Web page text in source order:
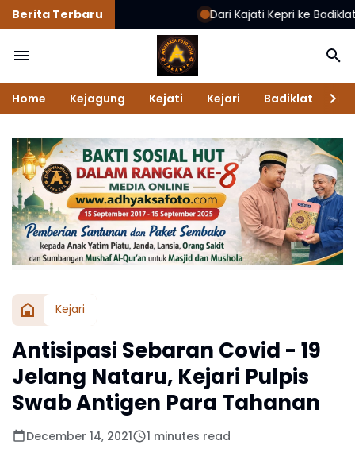
Berita Terbaru Dari Kajati Kepri ke Badiklat,
Home Kejagung Kejati Kejari Badiklat
Kejari
Antisipasi Sebaran Covid - 19
Jelang Nataru, Kejari Pulpis
Swab Antigen Para Tahanan
December 14, 2021 1 minutes read